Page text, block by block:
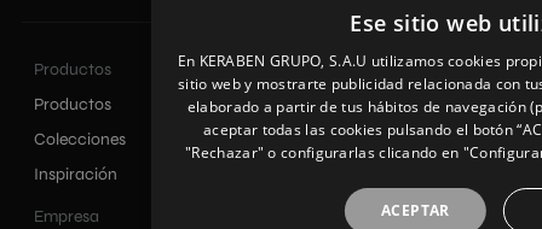
Productos
Productos
Colecciones
Inspiración
Recursos
Virtual
Configurador 3D
Empresa
Ese sitio web
En KERABEN GRUPO, S.A.U utilizamos cookies
sitio web y mostrarte publicidad relacionada con
elaborado a partir de tus hábitos de navegación
aceptar todas las cookies pulsando el botón
"Rechazar" o configurarlas clicando en
ACEPTAR